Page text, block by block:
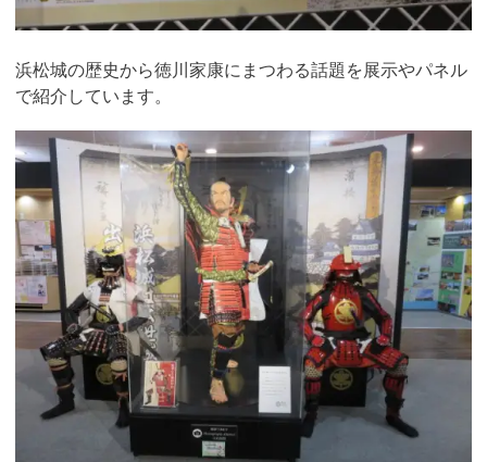
浜松城の歴史から徳川家康にまつわる話題を展示やパネル
で紹介しています。